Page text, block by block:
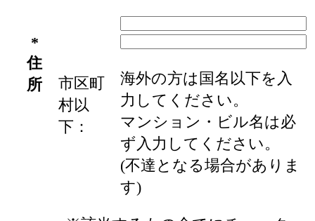
*
住
所
市区町
村以
下：
海外の方は国名以下を入
力してください。
マンション・ビル名は必
ず入力してください。
(不達となる場合がありま
す)